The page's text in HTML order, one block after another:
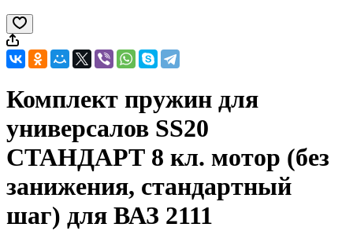
Комплект пружин для
универсалов SS20
СТАНДАРТ 8 кл. мотор (без
занижения, стандартный
шаг) для ВАЗ 2111